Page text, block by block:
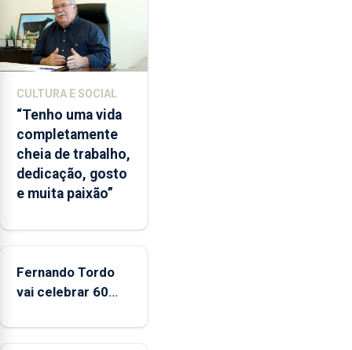
2022
e
2026.
ilha
das
Flores
apresenta
um
“decréscimo
da
entre
2022
2025
CULTURA E SOCIAL
“Tenho uma vida
completamente
cheia de trabalho,
dedicação, gosto
e muita paixão”
Fernando Tordo
vai celebrar 60
no Coliseu